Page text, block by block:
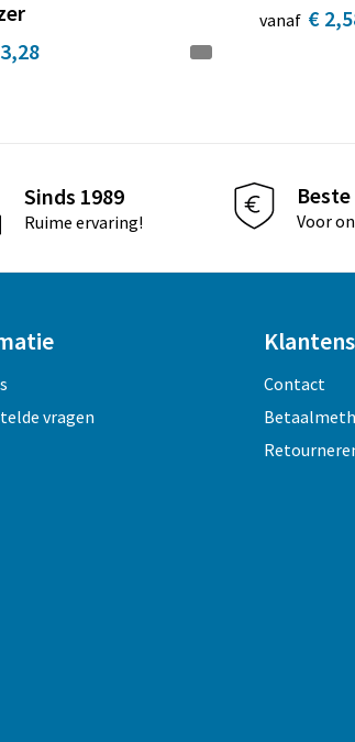
vanaf €
Sinds 1989
Ruime ervaring! Voor
vragen
Contact